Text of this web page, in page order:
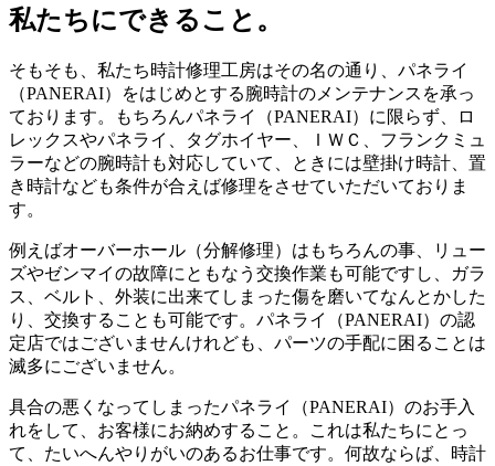
私たちにできること。
そもそも、私たち時計修理工房はその名の通り、パネライ
（PANERAI）をはじめとする腕時計のメンテナンスを承っ
ております。もちろんパネライ（PANERAI）に限らず、ロ
レックスやパネライ、タグホイヤー、ＩＷＣ、フランクミュ
ラーなどの腕時計も対応していて、ときには壁掛け時計、置
き時計なども条件が合えば修理をさせていただいておりま
す。
例えばオーバーホール（分解修理）はもちろんの事、リュー
ズやゼンマイの故障にともなう交換作業も可能ですし、ガラ
ス、ベルト、外装に出来てしまった傷を磨いてなんとかした
り、交換することも可能です。パネライ（PANERAI）の認
定店ではございませんけれども、パーツの手配に困ることは
滅多にございません。
具合の悪くなってしまったパネライ（PANERAI）のお手入
れをして、お客様にお納めすること。これは私たちにとっ
て、たいへんやりがいのあるお仕事です。何故ならば、時計